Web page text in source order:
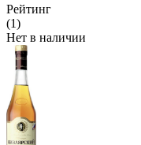
Рейтинг
(1)
Нет в наличии